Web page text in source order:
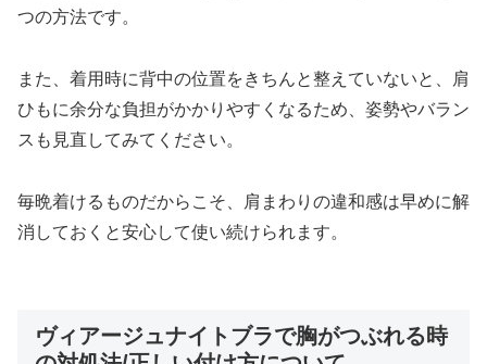
つの方法です。
また、着用時に背中の位置をきちんと整えていないと、肩
ひもに余分な負担がかかりやすくなるため、姿勢やバラン
スも見直してみてください。
毎晩着けるものだからこそ、肩まわりの違和感は早めに解
消しておくと安心して使い続けられます。
ヴィアージュナイトブラで胸がつぶれる時